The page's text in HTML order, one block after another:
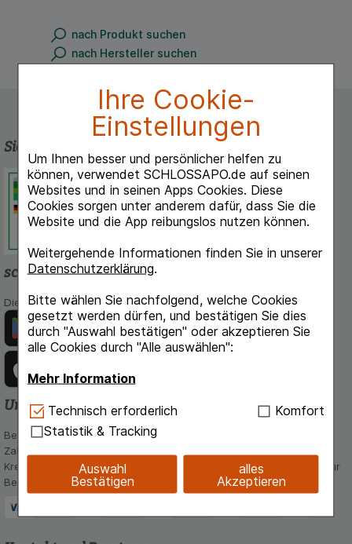
Ihre Cookie-
Einstellungen
Um Ihnen besser und persönlicher helfen zu
können, verwendet SCHLOSSAPO.de auf seinen
Websites und in seinen Apps Cookies. Diese
Cookies sorgen unter anderem dafür, dass Sie die
Website und die App reibungslos nutzen können.
Weitergehende Informationen finden Sie in unserer
Datenschutzerklärung.
Bitte wählen Sie nachfolgend, welche Cookies
gesetzt werden dürfen, und bestätigen Sie dies
durch "Auswahl bestätigen" oder akzeptieren Sie
alle Cookies durch "Alle auswählen":
Mehr Information
Technisch Notwendig:Hierbei handelt es sich um
Cookies, die für die Grundfunktionen unserer
Website notwendig sind (z.B. Navigation,
Warenkorb, Kundenkonto), weshalb auf diese nicht
verzichtet werden kann.
Einkaufserlebnis noch ansprechender zu gestalten,
Technisch erforderlich
Komfort
Statistik & Tracking
Auswahl
Bestätigen
alles
Akzeptieren
nach Produkt suchen
nach Hersteller suchen
Sicherheit und Qualität
Schlossapo.de ist registriert beim
Deutschen Institut für Medizinische
Dokumentation und Information.
schlossapo.de-App
Die App von schlossapo.de jetzt mit E-Rezept-Scanner
Unsere Zahlungsarten
Bequem und sicher - Wählen Sie aus unseren verschiedenen
Zahlungsmöglichkeiten:
Kreditkarte, PayPal,Vorkasse, iDeal, Bancontact und Rechnung (für
Bestandskunden)